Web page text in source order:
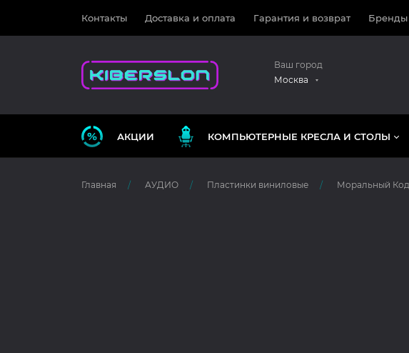
Контакты Доставка и оплата Гарантия и возврат Бренды
Ваш город
Москва
АКЦИИ КОМПЬЮТЕРНЫЕ КРЕСЛА И СТОЛЫ
Главная АУДИО Пластинки виниловые Моральный